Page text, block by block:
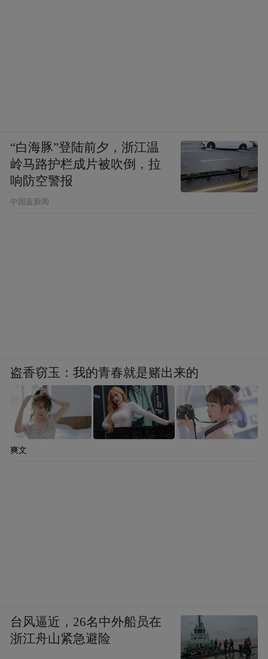
“白海豚”登陆前夕，浙江温
岭马路护栏成片被吹倒，拉
响防空警报
中国蓝新闻
盗香窃玉：我的青春就是赌出来的
爽文
台风逼近，26名中外船员在
浙江舟山紧急避险